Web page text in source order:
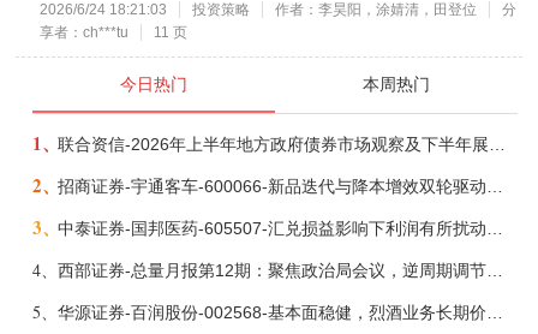
2026/6/24 18:21:03 投资策略 作者：李昊阳，涂婧清，田登位
分
享者：ch***tu
11 页
今日热门 本周热门
1、 联合资信-2026年上半年地方政府债券市场观察及下半年展望：积极财政政策提质增效，地方债务迈向长效治理-260806
2、 招商证券-宇通客车-600066-新品迭代与降本增效双轮驱动，海外市场放量可期-260805
3、 中泰证券-国邦医药-605507-汇兑损益影响下利润有所扰动，期待底部反转-260805
4、 西部证券-总量月报第12期：聚焦政治局会议，逆周期调节加力，增量政策可期-260806
5、 华源证券-百润股份-002568-基本面稳健，烈酒业务长期价值亟待体现-260806